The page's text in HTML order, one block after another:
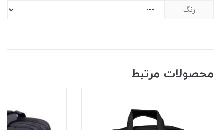
رنگ
محصولات مرتبط